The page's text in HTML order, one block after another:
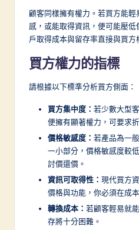
顧客同樣擁有權力。若買方能
感，或能取得資訊，便可能壓
戶取得成本與留存率直接與買方
買方權力的指標
請根據以下標準分析買方側面：
買方集中度： 若少數大型
便擁有顯著權力，可要求
價格敏感度： 若產品為一
一小部分，價格敏感度較
討價還價。
資訊可取得性： 現代買方
價格與功能，你必須在成
轉換成本： 若顧客輕易就
存將十分困難。